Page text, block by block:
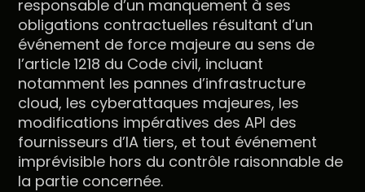
responsable d’un manquement à ses
obligations contractuelles résultant d’un
événement de force majeure au sens de
l’article 1218 du Code civil, incluant
notamment les pannes d’infrastructure
cloud, les cyberattaques majeures, les
modifications impératives des API des
fournisseurs d’IA tiers, et tout événement
imprévisible hors du contrôle raisonnable de
la partie concernée.